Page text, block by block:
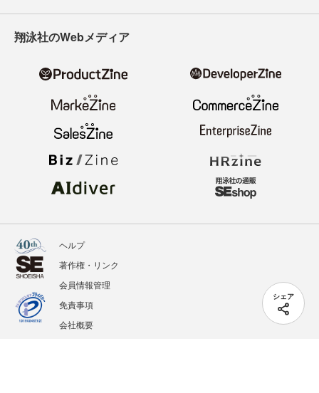
シェア
翔泳社のWebメディア
ヘルプ
著作権・リンク
会員情報管理
免責事項
会社概要